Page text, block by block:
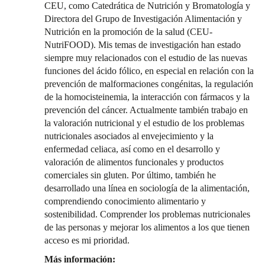
CEU, como Catedrática de Nutrición y Bromatología y
Directora del Grupo de Investigación Alimentación y
Nutrición en la promoción de la salud (CEU-
NutriFOOD). Mis temas de investigación han estado
siempre muy relacionados con el estudio de las nuevas
funciones del ácido fólico, en especial en relación con la
prevención de malformaciones congénitas, la regulación
de la homocisteinemia, la interacción con fármacos y la
prevención del cáncer. Actualmente también trabajo en
la valoración nutricional y el estudio de los problemas
nutricionales asociados al envejecimiento y la
enfermedad celiaca, así como en el desarrollo y
valoración de alimentos funcionales y productos
comerciales sin gluten. Por último, también he
desarrollado una línea en sociología de la alimentación,
comprendiendo conocimiento alimentario y
sostenibilidad. Comprender los problemas nutricionales
de las personas y mejorar los alimentos a los que tienen
acceso es mi prioridad.
Más información: